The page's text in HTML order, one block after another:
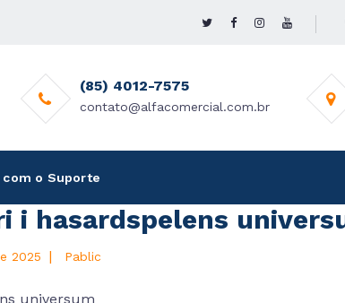
(85) 4012-7575
contato@alfacomercial.com.br
com o Suporte
i hasardspelens
2025 | Pablic
universum